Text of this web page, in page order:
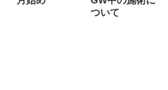
ついて